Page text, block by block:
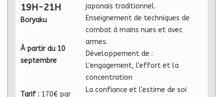
19H-21H
Boryaku
À partir du 10
septembre
Tarif : 170€ par
japonais traditionnel.
Enseignement de techniques de
combat à mains nues et avec
armes.
Développement de :
L'engagement, l'effort et la
concentration
La confiance et l'estime de soi